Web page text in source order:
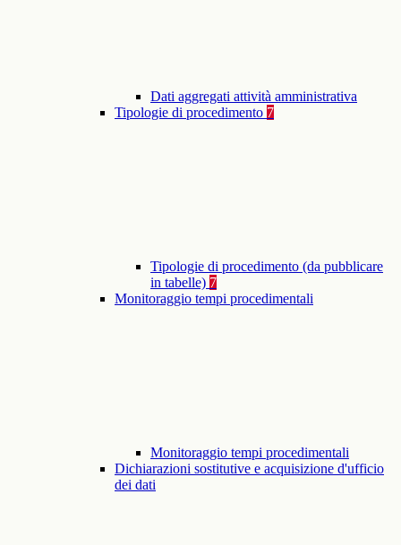
Dati aggregati attività amministrativa
Tipologie di procedimento 7
Tipologie di procedimento (da pubblicare
in tabelle) 7
Monitoraggio tempi procedimentali
Monitoraggio tempi procedimentali
Dichiarazioni sostitutive e acquisizione d'ufficio
dei dati